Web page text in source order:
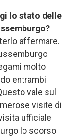
lo stato delle
affermare.
molto
entrambi
vale sul
visite di
ufficiale
lo scorso